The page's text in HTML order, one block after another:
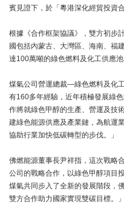
賓見證下，於「粵港深化經貿投資
根據《合作框架協議》，雙方初步
國包括內蒙古、大灣區、海南、福
達100萬噸的綠色燃料及化工供應池
煤氣公司營運總裁—綠色燃料及化
有160多年經驗，近年積極發展綠
作將就綠色甲醇的生產、營運及技
建綠色能源供應及產業鏈，為航運
協助行業加快低碳轉型的步伐。」
佛燃能源董事長尹祥指，這次戰略
公司的戰略合作，以綠色甲醇項目
煤氣共同步入了全新的發展階段，
雙方合作助力國家實現雙碳目標。」